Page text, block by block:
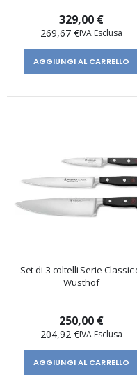
329,00 €
269,67 €
AGGIUNGI AL CARRELLO
Set di 3 coltelli Serie Classic
Wusthof
250,00 €
204,92 €
AGGIUNGI AL CARRELLO